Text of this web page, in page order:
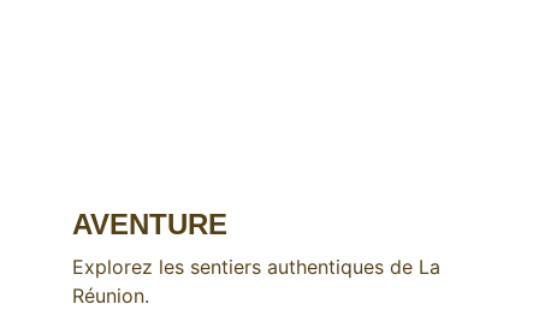
AVENTURE
Explorez les sentiers authentiques de La
Réunion.